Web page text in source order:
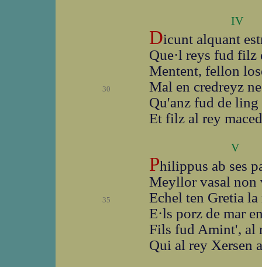
IV
Dicunt alquant
Que·l reys fud filz
Mentent, fellon
30
Mal en credreyz
Qu'anz fud de ling
Et filz al rey
V
Philippus ab ses
Meyllor vasal non
35
Echel ten Gretia
E·ls porz de mar
Fils fud Amint', al
Qui al rey Xersen